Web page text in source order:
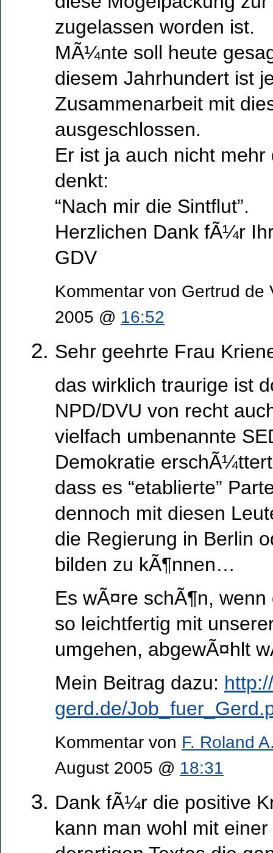
zugelassen worden ist.
MÃ¼nte soll heute
diesem Jahrhundert ist
Zusammenarbeit mit
ausgeschlossen.
Er ist ja auch nicht
denkt:
“Nach mir die Sintflut”.
Herzlichen Dank fÃ¼r
GDV
Kommentar von Gertrud
2005 @ 16:52
Sehr geehrte Frau
das wirklich traurige ist
NPD/DVU von recht
vielfach umbenannte
Demokratie
dass es “etablierte”
dennoch mit diesen
die Regierung in Berlin
bilden zu kÃ¶nnen…
Es wÃ¤re schÃ¶n,
so leichtfertig mit
umgehen, abgewÃ¤hlt
Mein Beitrag dazu:
gerd.de/
Kommentar von F. Roland
August 2005 @ 18:31
Dank fÃ¼r die positive
kann man wohl mit